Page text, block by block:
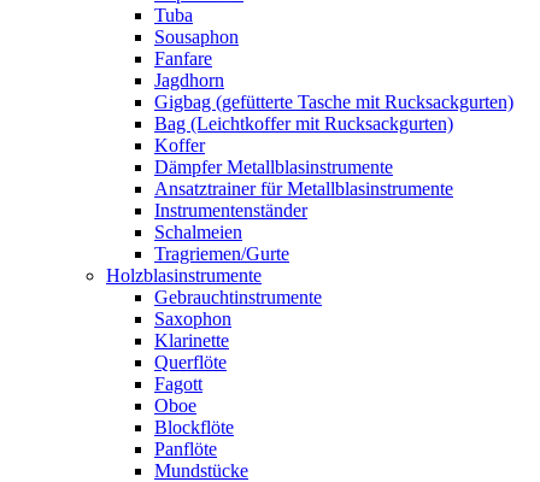
Tuba
Sousaphon
Fanfare
Jagdhorn
Gigbag (gefütterte Tasche mit Rucksackgurten)
Bag (Leichtkoffer mit Rucksackgurten)
Koffer
Dämpfer Metallblasinstrumente
Ansatztrainer für Metallblasinstrumente
Instrumentenständer
Schalmeien
Tragriemen/Gurte
Holzblasinstrumente
Gebrauchtinstrumente
Saxophon
Klarinette
Querflöte
Fagott
Oboe
Blockflöte
Panflöte
Mundstücke